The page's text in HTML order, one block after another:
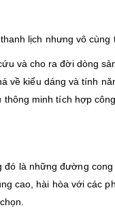
lịch nhưng vô cùng
và cho ra đời dòng
về kiểu dáng và tính
thông minh tích hợp
là những đường
cao, hài hòa với các